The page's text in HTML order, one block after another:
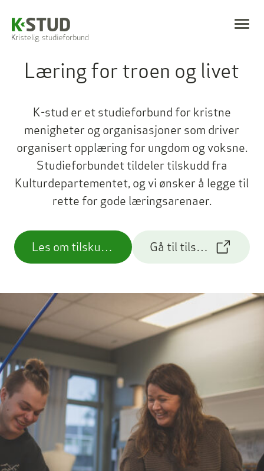
K-stud
Læring for troen og livet
K-stud er et studieforbund for kristne
menigheter og organisasjoner som driver
organisert opplæring for ungdom og voksne.
Studieforbundet tildeler tilskudd fra
Kulturdepartementet, og vi ønsker å legge til
rette for gode læringsarenaer.
Les om tilskuddsordningen Gå til tilskuddsportal